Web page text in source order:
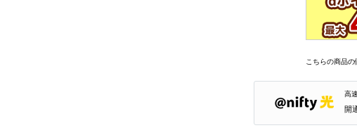
こちらの商品
高
開